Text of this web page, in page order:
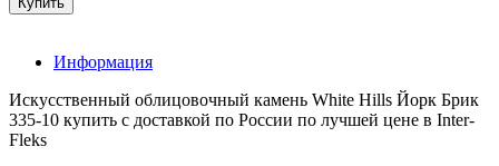
Информация
Искусственный облицовочный камень White Hills Йорк Брик
335-10 купить с доставкой по России по лучшей цене в Inter-
Fleks